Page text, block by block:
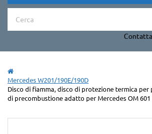
Mercedes W201/190E/190D
Disco di fiamma, disco di protezione termica
di precombustione adatto per Mercedes OM 601